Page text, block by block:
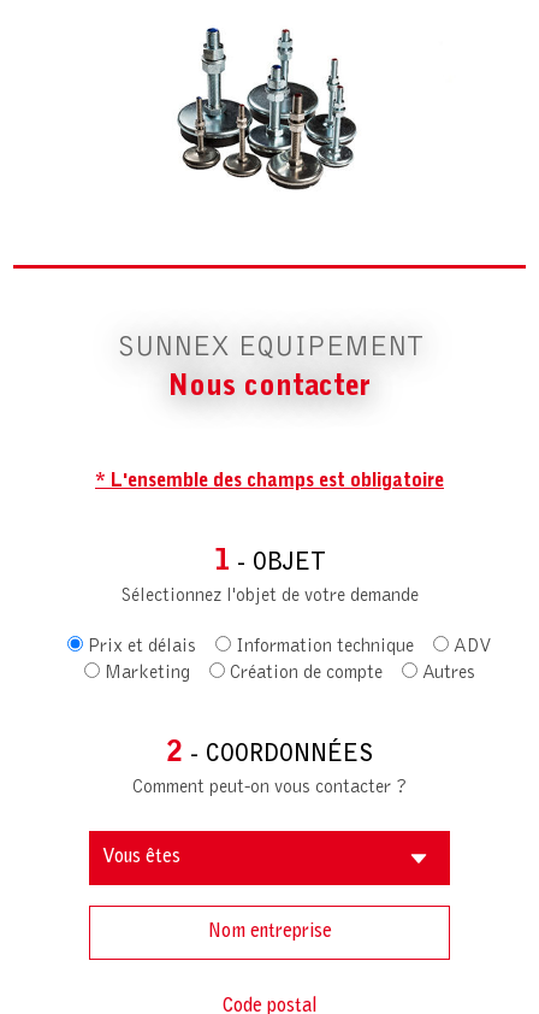
SUNNEX EQUIPEMENT
Nous contacter
* L'ensemble des champs est obligatoire
1 - OBJET
Sélectionnez l'objet de votre demande
Prix et délais Information technique
ADV
Marketing
Création de compte Autres
2 - COORDONNÉES
Comment peut-on vous contacter ?